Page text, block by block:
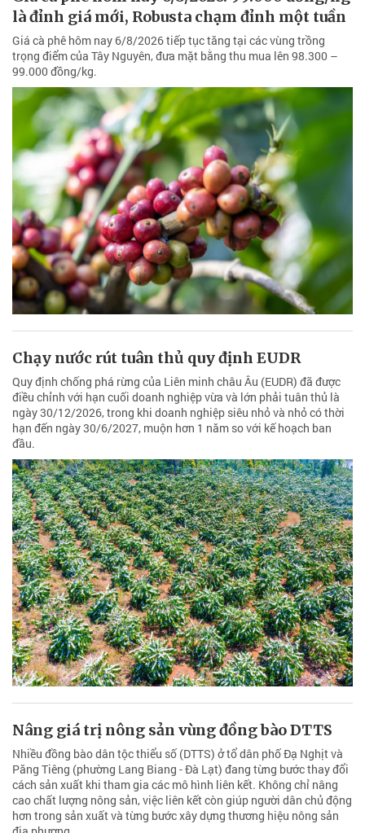
là đỉnh giá mới, Robusta chạm đỉnh một tuần
Giá cà phê hôm nay 6/8/2026 tiếp tục tăng tại các vùng trồng
trọng điểm của Tây Nguyên, đưa mặt bằng thu mua lên 98.300 –
99.000 đồng/kg.
Chạy nước rút tuân thủ quy định EUDR
Quy định chống phá rừng của Liên minh châu Âu (EUDR) đã được
điều chỉnh với hạn cuối doanh nghiệp vừa và lớn phải tuân thủ là
ngày 30/12/2026, trong khi doanh nghiệp siêu nhỏ và nhỏ có thời
hạn đến ngày 30/6/2027, muộn hơn 1 năm so với kế hoạch ban
đầu.
Nâng giá trị nông sản vùng đồng bào DTTS
Nhiều đồng bào dân tộc thiểu số (DTTS) ở tổ dân phố Đạ Nghịt và
Păng Tiêng (phường Lang Biang - Đà Lạt) đang từng bước thay đổi
cách sản xuất khi tham gia các mô hình liên kết. Không chỉ nâng
cao chất lượng nông sản, việc liên kết còn giúp người dân chủ động
hơn trong sản xuất và từng bước xây dựng thương hiệu nông sản